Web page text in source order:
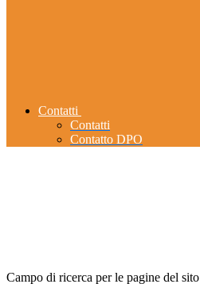
Contatti
Contatti
Contatto DPO
Campo di ricerca per le pagine del sito